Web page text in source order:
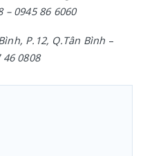
– 0945 86 6060
P.12, Q.Tân Bình –
46 0808